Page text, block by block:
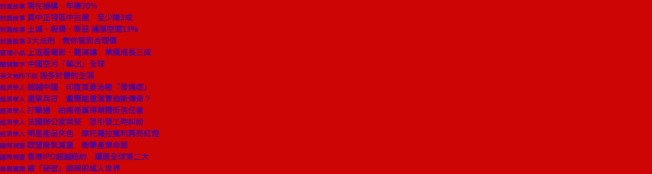
封面故事 現在搶購 年賺30％
封面故事 買中正特區中古屋 至少賺3成
封面故事 土城、板橋、新莊 補漲空間13%
封面故事 3大法則 教你買到合理價
管理小品 上班看電影、聽演講 業績成長三成
關鍵數字 中國空污「輸出」全球
英文無所不談 毀多於譽的生涯
經濟學人 超越中國 印度首要治癒「發燒症」
經濟學人 重掌兵符 戴爾能重演賈伯斯傳奇？
經濟學人 打擊通 柏南奇贏得華爾街信任書
經濟學人 法國辦公室禁菸 恐引發工時糾紛
經濟學人 明星產品失色 摩托羅拉獲利再亮紅燈
國際視窗 歐盟廢氣減量 衝擊產業命脈
國際視窗 香港IPO超越紐約 躍居全球第二大
商周書摘 被「秘密」綁架的成人世界